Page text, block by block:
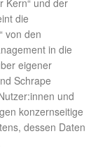
Kern“ und der
die
von den
in die
eigener
Schrape
und
konzernseitige
dessen Daten